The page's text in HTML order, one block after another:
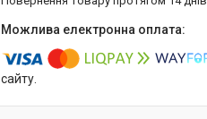
сайту.